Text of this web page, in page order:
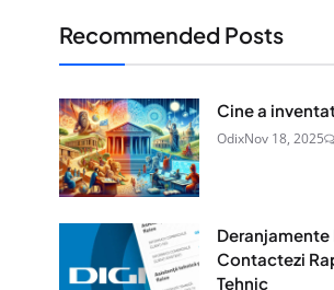
Recommended Posts
Cine a
OdixNov 18, 2025
Deranjamente
Contactezi
Tehnic